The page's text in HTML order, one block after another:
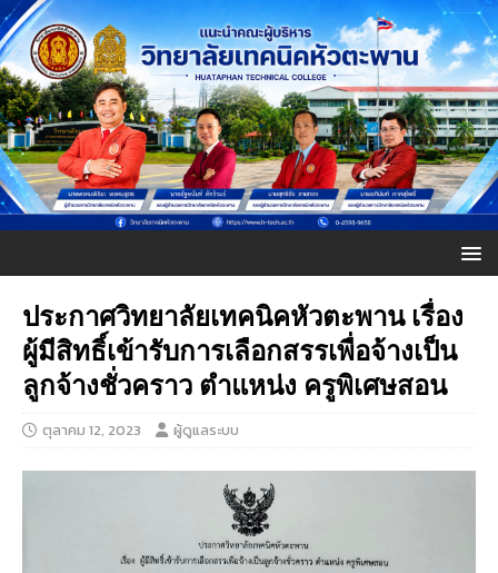
ประกาศวิทยาลัยเทคนิคหัวตะพาน เรื่อง
ผู้มีสิทธิ์เข้ารับการเลือกสรรเพื่อจ้างเป็น
ลูกจ้างชั่วคราว ตำแหน่ง ครูพิเศษสอน
ตุลาคม 12, 2023 ผู้ดูแลระบบ